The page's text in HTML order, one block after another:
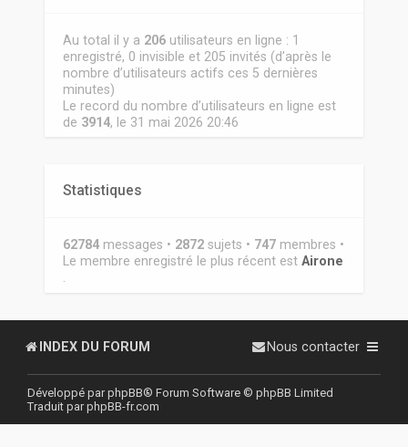
Au total il y a 206utilisateurs en ligne : 1
enregistré, 0 invisible et 205 invités (d’après le
nombre d’utilisateurs actifs ces 5 dernières
minutes)
Le record du nombre d’utilisateurs en ligne est
de 3914, le 31 mai 2026 20:46
Statistiques
62784messages • 2872sujets • 747membres •
Le membre enregistré le plus récent est Airone
.
INDEX DU FORUM Nous contacter
Développé parphpBB® Forum Software © phpBB Limited
Traduit parphpBB-fr.com